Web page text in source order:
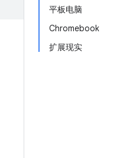
平板电脑
Chromebook
扩展现实